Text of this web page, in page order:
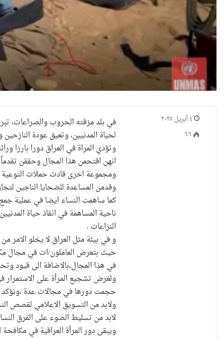
في بلد مزقته الحروب والصراعات،
لحياة المدنيين، وتعيق عودة
وتؤدي المراة في العراق دورا بارزا
انهن اقتحمن هذا المجال وحققن
ومجموعة اخرى قادت حملات التوعية
وقدمن المساعدة للضحايا الناجين
كما ساهمت النساء ايضا في عملية
ناحية المساهمة في انقاذ حياة
النزاعات .
و في بيئة مثل العراق لا يخلو الامر
حيث بتعرض العاملون/ات في مجال
في هذا المجال،بالاضافة الى قيود
ولغرض تشجيع المرأة على الاستمرار
حجمت دورها في مجالات عدة ،ونؤكد
ولابد من التسويق الاعلامي لقصص
لابد من تسليط الضوء على الفرق
ويبقى دور المرأة العراقية في
٤ أبريل ٢٠٢٥
٦٦